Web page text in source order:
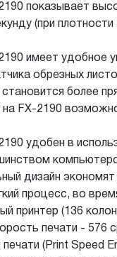
показывает
(при
имеет удобное
обрезных
становится более
FX-2190
удобен в
дизайн
процесс, во
принтер (136
печати - 576
(Print Speed